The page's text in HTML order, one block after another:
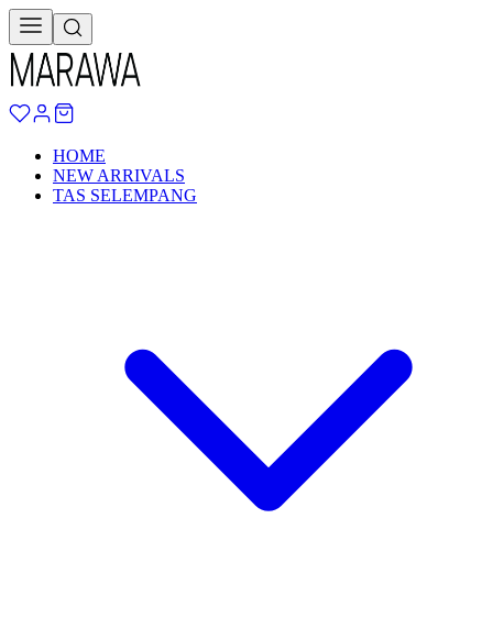
HOME
NEW ARRIVALS
TAS SELEMPANG